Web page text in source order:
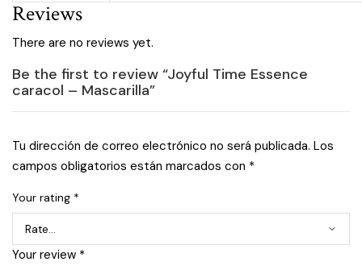
Reviews
There are no reviews yet.
Be the first to review “Joyful Time Essence
caracol – Mascarilla”
Tu dirección de correo electrónico no será publicada. Los
campos obligatorios están marcados con *
Your rating *
Your review *